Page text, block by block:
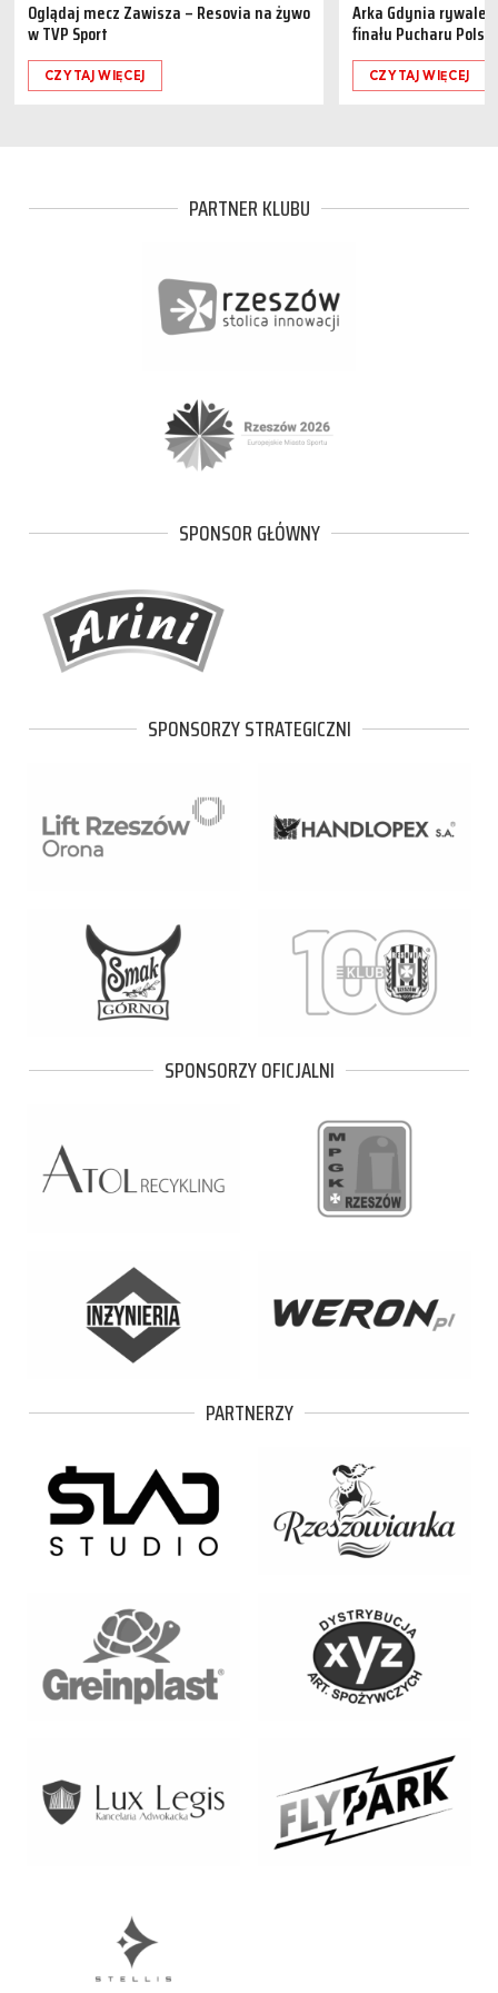
Oglądaj mecz Zawisza – Resovia na żywo
w TVP Sport
CZYTAJ WIĘCEJ
Arka Gdynia
finału Pucharu Polski
CZYTAJ WIĘCEJ
PARTNER KLUBU
SPONSOR GŁÓWNY
SPONSORZY STRATEGICZNI
SPONSORZY OFICJALNI
PARTNERZY